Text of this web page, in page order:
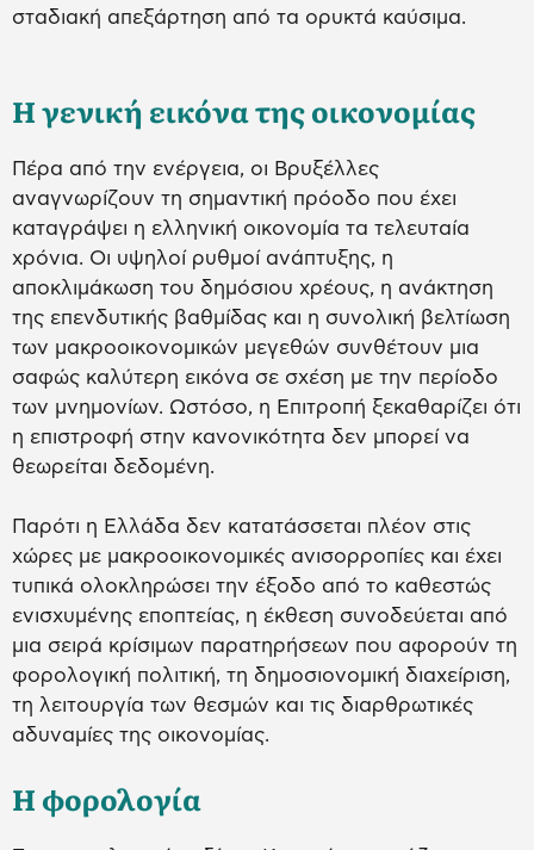
σταδιακή απεξάρτηση από τα ορυκτά καύσιμα.
Η γενική εικόνα της οικονομίας
Πέρα από την ενέργεια, οι Βρυξέλλες
αναγνωρίζουν τη σημαντική πρόοδο που έχει
καταγράψει η ελληνική οικονομία τα τελευταία
χρόνια. Οι υψηλοί ρυθμοί ανάπτυξης, η
αποκλιμάκωση του δημόσιου χρέους, η ανάκτηση
της επενδυτικής βαθμίδας και η συνολική βελτίωση
των μακροοικονομικών μεγεθών συνθέτουν μια
σαφώς καλύτερη εικόνα σε σχέση με την περίοδο
των μνημονίων. Ωστόσο, η Επιτροπή ξεκαθαρίζει ότι
η επιστροφή στην κανονικότητα δεν μπορεί να
θεωρείται δεδομένη.
Παρότι η Ελλάδα δεν κατατάσσεται πλέον στις
χώρες με μακροοικονομικές ανισορροπίες και έχει
τυπικά ολοκληρώσει την έξοδο από το καθεστώς
ενισχυμένης εποπτείας, η έκθεση συνοδεύεται από
μια σειρά κρίσιμων παρατηρήσεων που αφορούν τη
φορολογική πολιτική, τη δημοσιονομική διαχείριση,
τη λειτουργία των θεσμών και τις διαρθρωτικές
αδυναμίες της οικονομίας.
Η φορολογία